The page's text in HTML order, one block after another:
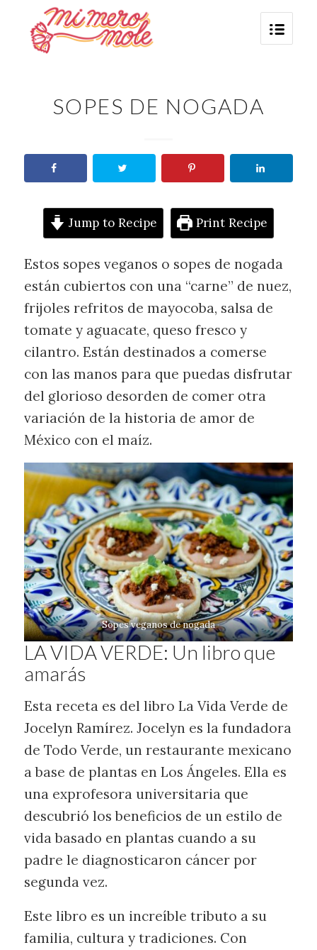
SOPES DE NOGADA
Jump to Recipe Print Recipe
Estos sopes veganos o sopes de nogada
están cubiertos con una “carne” de nuez,
frijoles refritos de mayocoba, salsa de
tomate y aguacate, queso fresco y
cilantro. Están destinados a comerse
con las manos para que puedas disfrutar
del glorioso desorden de comer otra
variación de la historia de amor de
México con el maíz.
Sopes veganos de nogada
LA VIDA VERDE: Un libro que
amarás
Esta receta es del libro La Vida Verde de
Jocelyn Ramírez. Jocelyn es la fundadora
de Todo Verde, un restaurante mexicano
a base de plantas en Los Ángeles. Ella es
una exprofesora universitaria que
descubrió los beneficios de un estilo de
vida basado en plantas cuando a su
padre le diagnosticaron cáncer por
segunda vez.
Este libro es un increíble tributo a su
familia, cultura y tradiciones. Con